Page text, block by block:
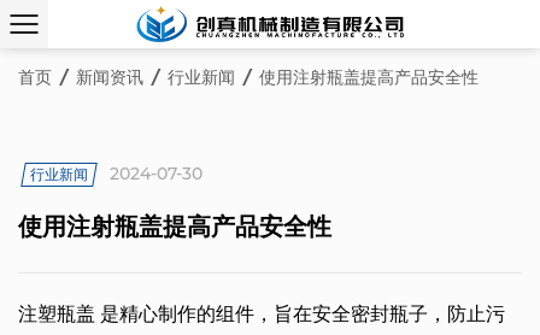
首页 / 新闻资讯 / 行业新闻 / 使用注射瓶盖提高产品安全性
行业新闻 2024-07-30
使用注射瓶盖提高产品安全性
注塑瓶盖 是精心制作的组件，旨在安全密封瓶子，防止污